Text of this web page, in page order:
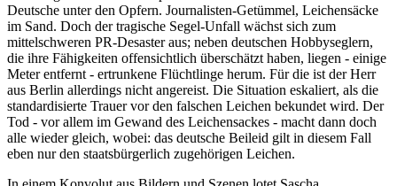
Deutsche unter den Opfern. Journalisten-Getümmel, Leichensäcke
im Sand. Doch der tragische Segel-Unfall wächst sich zum
mittelschweren PR-Desaster aus; neben deutschen Hobbyseglern,
die ihre Fähigkeiten offensichtlich überschätzt haben, liegen - einige
Meter entfernt - ertrunkene Flüchtlinge herum. Für die ist der Herr
aus Berlin allerdings nicht angereist. Die Situation eskaliert, als die
standardisierte Trauer vor den falschen Leichen bekundet wird. Der
Tod - vor allem im Gewand des Leichensackes - macht dann doch
alle wieder gleich, wobei: das deutsche Beileid gilt in diesem Fall
eben nur den staatsbürgerlich zugehörigen Leichen.